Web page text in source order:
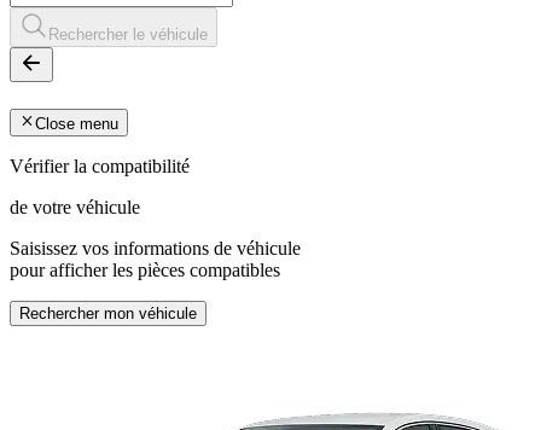
Rechercher le véhicule
Close menu
Vérifier la compatibilité
de votre véhicule
Saisissez vos informations de véhicule
pour afficher les pièces compatibles
Rechercher mon véhicule